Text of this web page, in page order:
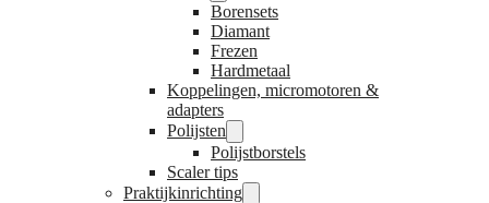
Borensets
Diamant
Frezen
Hardmetaal
Koppelingen, micromotoren &
adapters
Polijsten
Polijstborstels
Scaler tips
Praktijkinrichting